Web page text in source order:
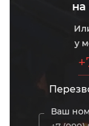
на
у
Ваш